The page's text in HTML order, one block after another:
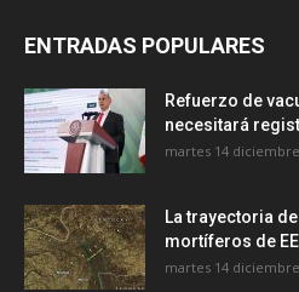
ENTRADAS POPULARES
Refuerzo de
necesitará
martes 14
La trayectoria
mortíferos de
martes 14